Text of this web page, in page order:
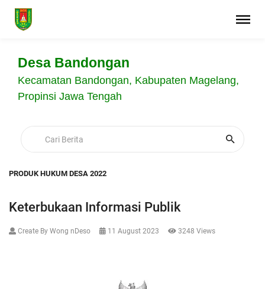
Desa Bandongan
Kecamatan Bandongan, Kabupaten Magelang,
Propinsi Jawa Tengah
PRODUK HUKUM DESA 2022
Keterbukaan Informasi Publik
Create By Wong nDeso 11 August 2023 3248 Views